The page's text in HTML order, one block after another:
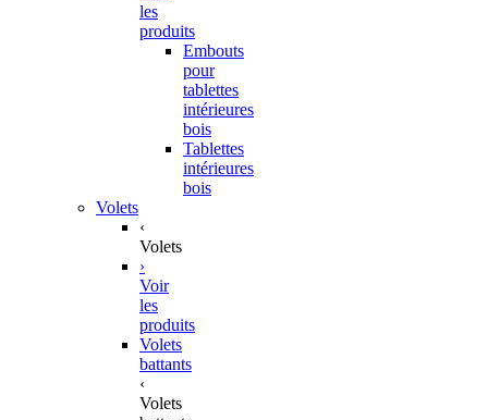
les
produits
Embouts
pour
tablettes
intérieures
bois
Tablettes
intérieures
bois
Volets
‹
Volets
›
Voir
les
produits
Volets
battants
‹
Volets